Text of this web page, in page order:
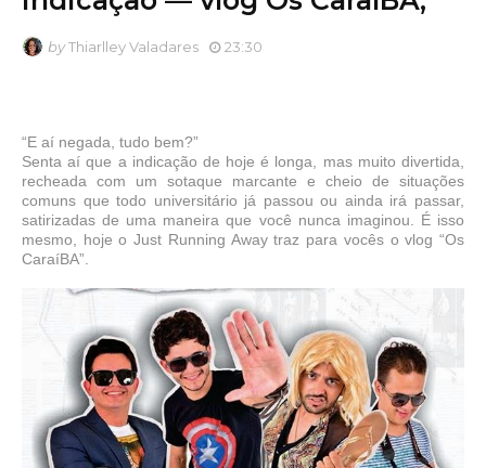
byThiarlley Valadares 23:30
“E aí negada, tudo bem?”
Senta aí que a indicação de hoje é longa, mas muito divertida,
recheada com um sotaque marcante e cheio de situações
comuns que todo universitário já passou ou ainda irá passar,
satirizadas de uma maneira que você nunca imaginou. É isso
mesmo, hoje o Just Running Away traz para vocês o vlog “Os
CaraíBA”.